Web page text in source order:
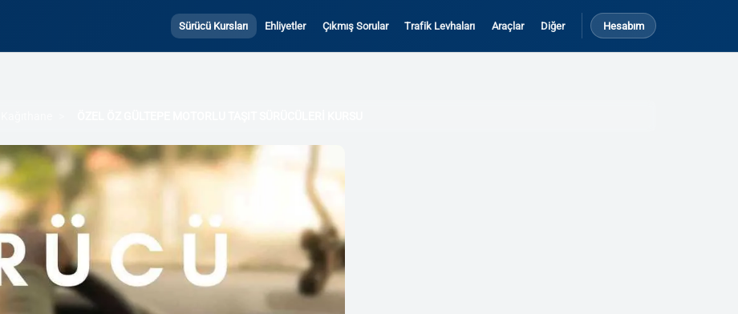
Sürücü Kursları Ehliyetler Çıkmış Sorular Trafik Levhaları Araçlar Diğer Hesabım